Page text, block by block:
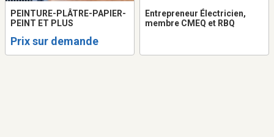
PEINTURE-PLÂTRE-PAPIER-
PEINT ET PLUS
Prix sur demande
Entrepreneur Électricien,
membre CMEQ et RBQ